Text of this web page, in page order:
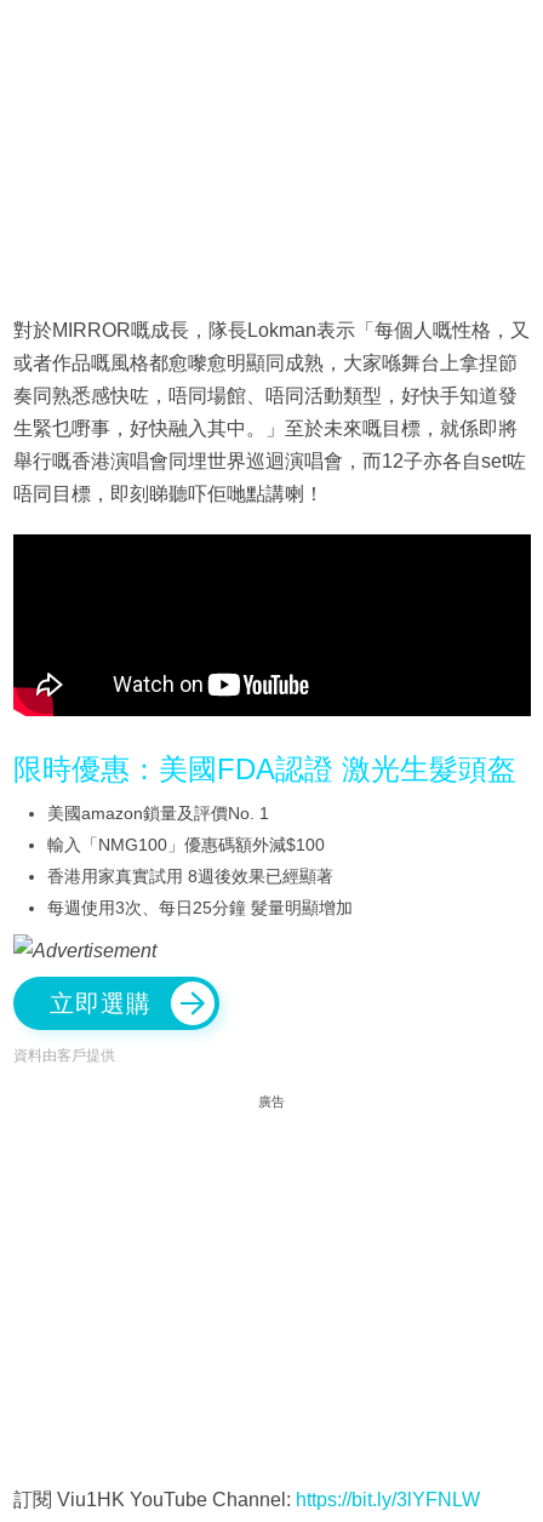
對於MIRROR嘅成長，隊長Lokman表示「每個人嘅性格，又
或者作品嘅風格都愈嚟愈明顯同成熟，大家喺舞台上拿捏節
奏同熟悉感快咗，唔同場館、唔同活動類型，好快手知道發
生緊乜嘢事，好快融入其中。」至於未來嘅目標，就係即將
舉行嘅香港演唱會同埋世界巡迴演唱會，而12子亦各自set咗
唔同目標，即刻睇聽吓佢哋點講喇！
限時優惠：美國FDA認證 激光生髮頭盔
美國amazon鎖量及評價No. 1
輸入「NMG100」優惠碼額外減$100
香港用家真實試用 8週後效果已經顯著
每週使用3次、每日25分鐘 髮量明顯增加
立即選購
資料由客戶提供
廣告
訂閱 Viu1HK YouTube Channel: https://bit.ly/3lYFNLW